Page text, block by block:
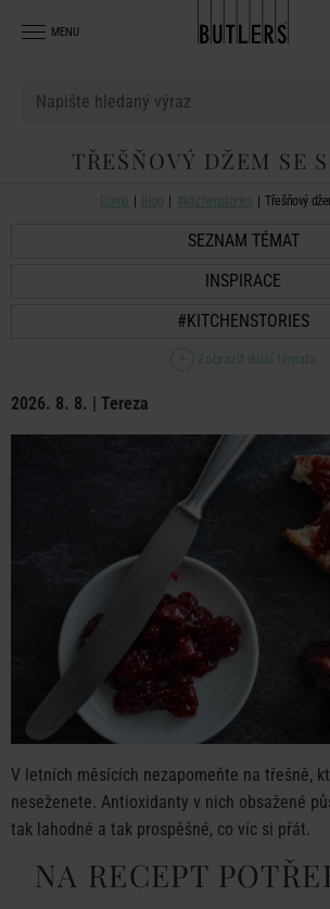
MENU
TŘEŠŇOVÝ DŽEM SE
Domů Blog #kitchenstories Třešňový
SEZNAM TÉMAT
INSPIRACE
#KITCHENSTORIES
Zobrazit další témata
2026. 8. 8. | Tereza
V letních měsících nezapomeňte na třešně,
neseženete. Antioxidanty v nich obsažené
tak lahodné a tak prospěšné, co víc si přát.
NA RECEPT